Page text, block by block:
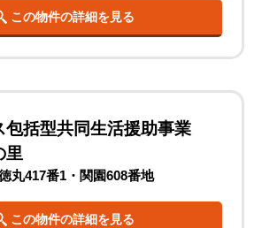
この物件の詳細を見る
包括型共同生活援助事業
里
丸417番1・関園608番地
この物件の詳細を見る